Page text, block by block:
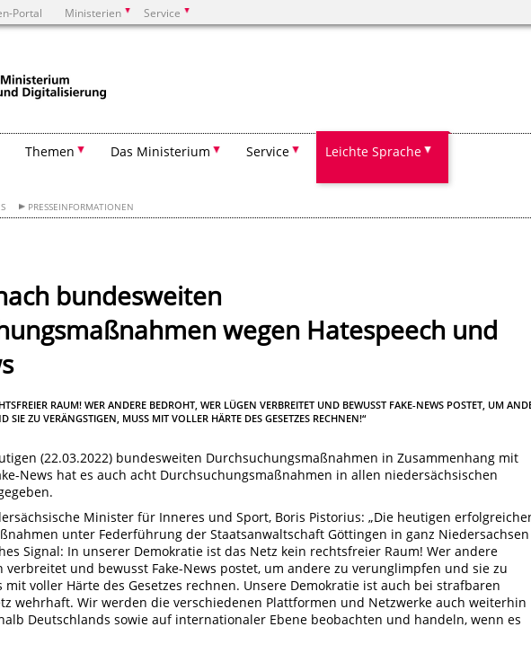
Portal Ministerien Service
Themen Das Ministerium Service Leichte Sprache
PRESSEINFORMATIONEN
bundesweiten
wegen Hatespeech und
RAUM! WER ANDERE BEDROHT, WER LÜGEN VERBREITET UND BEWUSST FAKE-NEWS POSTET, UM
SIE ZU VERÄNGSTIGEN, MUSS MIT VOLLER HÄRTE DES GESETZES RECHNEN!“
(22.03.2022) bundesweiten Durchsuchungsmaßnahmen in Zusammenhang mit
News hat es auch acht Durchsuchungsmaßnahmen in allen niedersächsischen
Minister für Inneres und Sport, Boris Pistorius: „Die heutigen
unter Federführung der Staatsanwaltschaft Göttingen in ganz Niedersachsen
Signal: In unserer Demokratie ist das Netz kein rechtsfreier Raum! Wer andere
verbreitet und bewusst Fake-News postet, um andere zu verunglimpfen und sie zu
mit voller Härte des Gesetzes rechnen. Unsere Demokratie ist auch bei strafbaren
wehrhaft. Wir werden die verschiedenen Plattformen und Netzwerke auch weiterhin
Deutschlands sowie auf internationaler Ebene beobachten und handeln, wenn es